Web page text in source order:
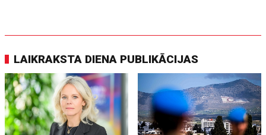
LAIKRAKSTA DIENA PUBLIKĀCIJAS